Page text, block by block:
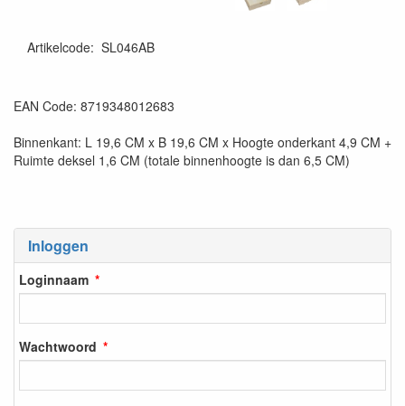
Inloggen
Loginnaam
Wachtwoord
Artikelcode: SL046AB
EAN Code: 8719348012683
Binnenkant: L 19,6 CM x B 19,6 CM x Hoogte onderkant 4,9 CM +
Ruimte deksel 1,6 CM (totale binnenhoogte is dan 6,5 CM)